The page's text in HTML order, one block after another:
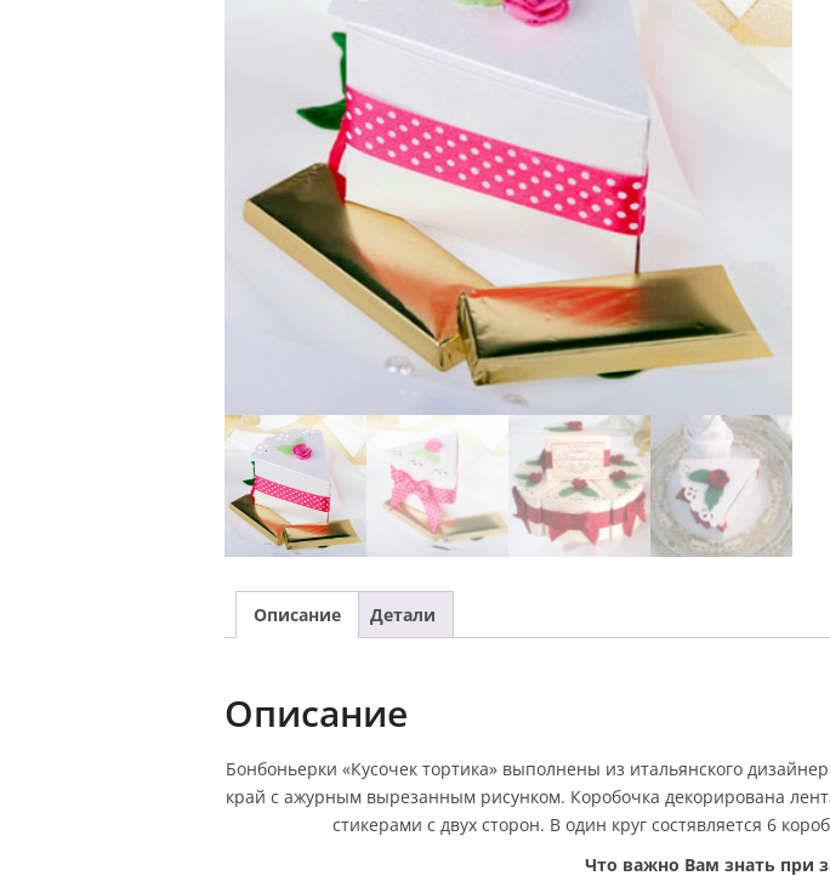
Описание Детали
Описание
Бонбоньерки «Кусочек тортика» выполнены из итальянского
край с ажурным вырезанным рисунком. Коробочка декорирована
стикерами с двух сторон. В один круг состявляется 6
Что важно Вам знать при